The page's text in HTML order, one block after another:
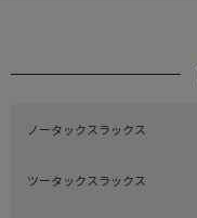
ノータックスラックス
ツータックスラックス